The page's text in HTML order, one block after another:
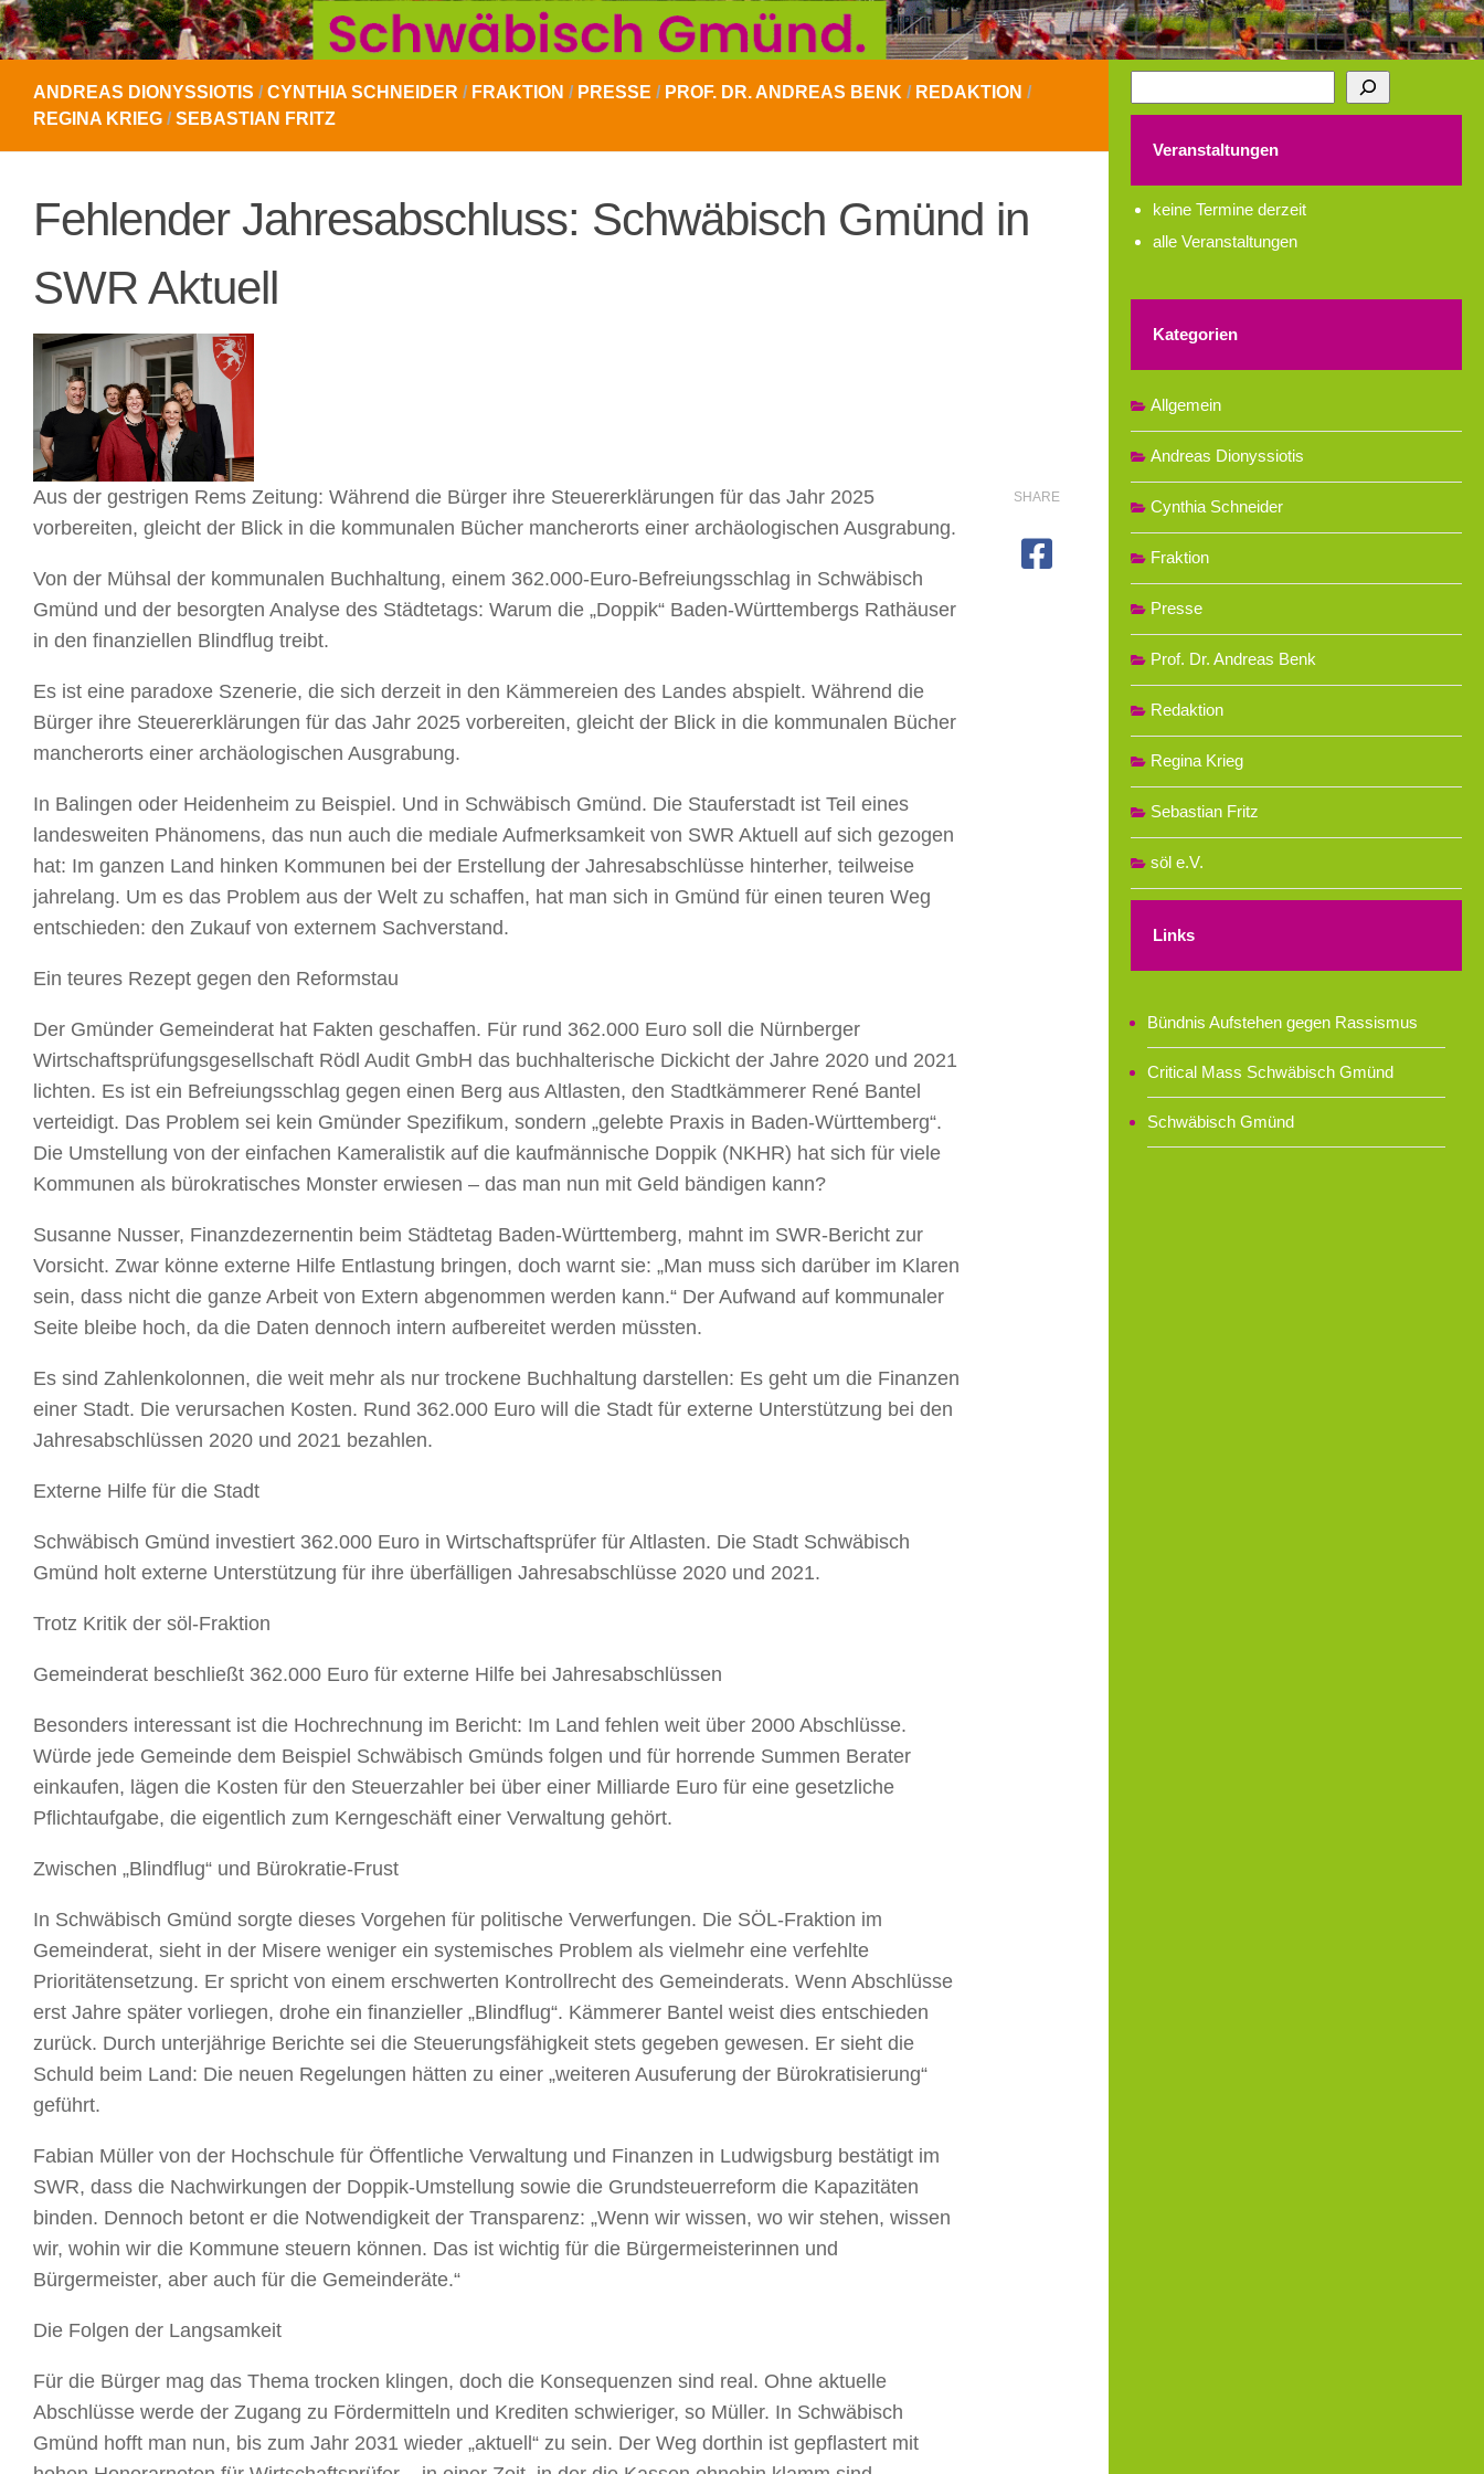
ANDREAS DIONYSSIOTIS / CYNTHIA SCHNEIDER / FRAKTION / PRESSE / PROF. DR. ANDREAS BENK / REDAKTION /
REGINA KRIEG / SEBASTIAN FRITZ
Fehlender Jahresabschluss: Schwäbisch Gmünd in
SWR Aktuell
Aus der gestrigen Rems Zeitung: Während die Bürger ihre Steuererklärungen für das Jahr 2025
vorbereiten, gleicht der Blick in die kommunalen Bücher mancherorts einer archäologischen Ausgrabung.
Von der Mühsal der kommunalen Buchhaltung, einem 362.000-Euro-Befreiungsschlag in Schwäbisch
Gmünd und der besorgten Analyse des Städtetags: Warum die „Doppik“ Baden-Württembergs Rathäuser
in den finanziellen Blindflug treibt.
Es ist eine paradoxe Szenerie, die sich derzeit in den Kämmereien des Landes abspielt. Während die
Bürger ihre Steuererklärungen für das Jahr 2025 vorbereiten, gleicht der Blick in die kommunalen Bücher
mancherorts einer archäologischen Ausgrabung.
In Balingen oder Heidenheim zu Beispiel. Und in Schwäbisch Gmünd. Die Stauferstadt ist Teil eines
landesweiten Phänomens, das nun auch die mediale Aufmerksamkeit von SWR Aktuell auf sich gezogen
hat: Im ganzen Land hinken Kommunen bei der Erstellung der Jahresabschlüsse hinterher, teilweise
jahrelang. Um es das Problem aus der Welt zu schaffen, hat man sich in Gmünd für einen teuren Weg
entschieden: den Zukauf von externem Sachverstand.
Ein teures Rezept gegen den Reformstau
Der Gmünder Gemeinderat hat Fakten geschaffen. Für rund 362.000 Euro soll die Nürnberger
Wirtschaftsprüfungsgesellschaft Rödl Audit GmbH das buchhalterische Dickicht der Jahre 2020 und 2021
lichten. Es ist ein Befreiungsschlag gegen einen Berg aus Altlasten, den Stadtkämmerer René Bantel
verteidigt. Das Problem sei kein Gmünder Spezifikum, sondern „gelebte Praxis in Baden-Württemberg“.
Die Umstellung von der einfachen Kameralistik auf die kaufmännische Doppik (NKHR) hat sich für viele
Kommunen als bürokratisches Monster erwiesen – das man nun mit Geld bändigen kann?
Susanne Nusser, Finanzdezernentin beim Städtetag Baden-Württemberg, mahnt im SWR-Bericht zur
Vorsicht. Zwar könne externe Hilfe Entlastung bringen, doch warnt sie: „Man muss sich darüber im Klaren
sein, dass nicht die ganze Arbeit von Extern abgenommen werden kann.“ Der Aufwand auf kommunaler
Seite bleibe hoch, da die Daten dennoch intern aufbereitet werden müssten.
Es sind Zahlenkolonnen, die weit mehr als nur trockene Buchhaltung darstellen: Es geht um die Finanzen
einer Stadt. Die verursachen Kosten. Rund 362.000 Euro will die Stadt für externe Unterstützung bei den
Jahresabschlüssen 2020 und 2021 bezahlen.
Externe Hilfe für die Stadt
Schwäbisch Gmünd investiert 362.000 Euro in Wirtschaftsprüfer für Altlasten. Die Stadt Schwäbisch
Gmünd holt externe Unterstützung für ihre überfälligen Jahresabschlüsse 2020 und 2021.
Trotz Kritik der söl-Fraktion
Gemeinderat beschließt 362.000 Euro für externe Hilfe bei Jahresabschlüssen
Besonders interessant ist die Hochrechnung im Bericht: Im Land fehlen weit über 2000 Abschlüsse.
Würde jede Gemeinde dem Beispiel Schwäbisch Gmünds folgen und für horrende Summen Berater
einkaufen, lägen die Kosten für den Steuerzahler bei über einer Milliarde Euro für eine gesetzliche
Pflichtaufgabe, die eigentlich zum Kerngeschäft einer Verwaltung gehört.
Zwischen „Blindflug“ und Bürokratie-Frust
In Schwäbisch Gmünd sorgte dieses Vorgehen für politische Verwerfungen. Die SÖL-Fraktion im
Gemeinderat, sieht in der Misere weniger ein systemisches Problem als vielmehr eine verfehlte
Prioritätensetzung. Er spricht von einem erschwerten Kontrollrecht des Gemeinderats. Wenn Abschlüsse
erst Jahre später vorliegen, drohe ein finanzieller „Blindflug“. Kämmerer Bantel weist dies entschieden
zurück. Durch unterjährige Berichte sei die Steuerungsfähigkeit stets gegeben gewesen. Er sieht die
Schuld beim Land: Die neuen Regelungen hätten zu einer „weiteren Ausuferung der Bürokratisierung“
geführt.
Fabian Müller von der Hochschule für Öffentliche Verwaltung und Finanzen in Ludwigsburg bestätigt im
SWR, dass die Nachwirkungen der Doppik-Umstellung sowie die Grundsteuerreform die Kapazitäten
binden. Dennoch betont er die Notwendigkeit der Transparenz: „Wenn wir wissen, wo wir stehen, wissen
wir, wohin wir die Kommune steuern können. Das ist wichtig für die Bürgermeisterinnen und
Bürgermeister, aber auch für die Gemeinderäte.“
Die Folgen der Langsamkeit
Für die Bürger mag das Thema trocken klingen, doch die Konsequenzen sind real. Ohne aktuelle
Abschlüsse werde der Zugang zu Fördermitteln und Krediten schwieriger, so Müller. In Schwäbisch
Gmünd hofft man nun, bis zum Jahr 2031 wieder „aktuell“ zu sein. Der Weg dorthin ist gepflastert mit
SHARE
Veranstaltungen
keine Termine derzeit
alle Veranstaltungen
Kategorien
Allgemein
Andreas Dionyssiotis
Cynthia Schneider
Fraktion
Presse
Prof. Dr. Andreas Benk
Redaktion
Regina Krieg
Sebastian Fritz
söl e.V.
Links
Bündnis Aufstehen gegen Rassismus
Critical Mass Schwäbisch Gmünd
Schwäbisch Gmünd